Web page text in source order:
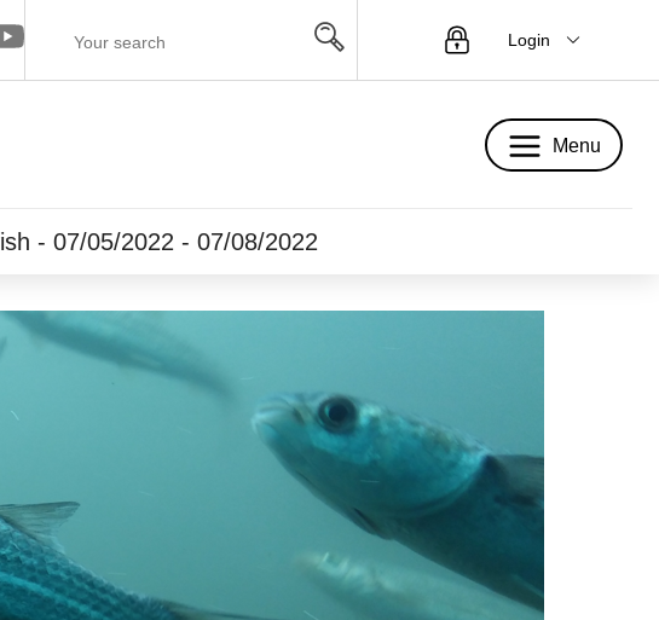
Login
Menu
- 07/05/2022 - 07/08/2022